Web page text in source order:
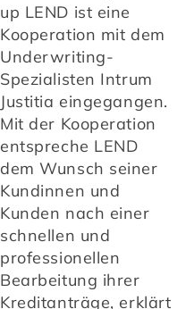
up LEND ist eine
Kooperation mit dem
Underwriting-
Spezialisten Intrum
Justitia eingegangen.
Mit der Kooperation
entspreche LEND
dem Wunsch seiner
Kundinnen und
Kunden nach einer
schnellen und
professionellen
Bearbeitung ihrer
Kreditanträge, erklärt